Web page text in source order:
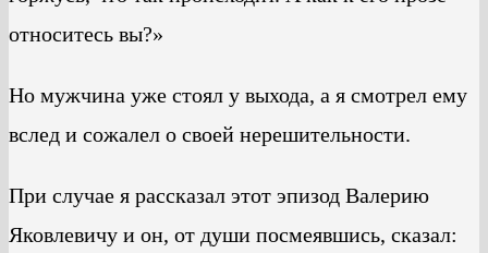
относитесь вы?»
Но мужчина уже стоял у выхода, а я смотрел ему
вслед и сожалел о своей нерешительности.
При случае я рассказал этот эпизод Валерию
Яковлевичу и он, от души посмеявшись, сказал: